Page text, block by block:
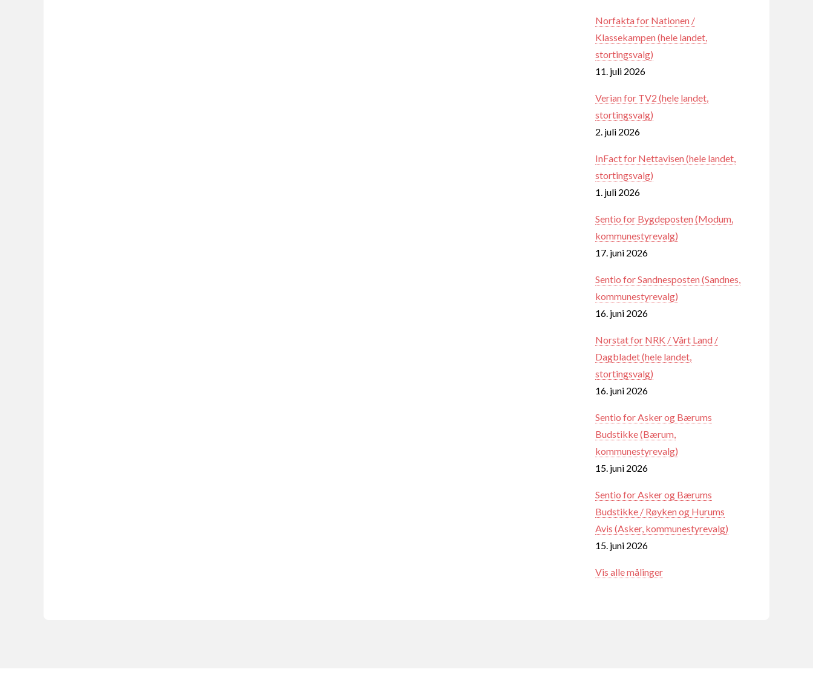
Norfakta for Nationen /
Klassekampen (hele landet,
stortingsvalg)
11. juli 2026
Verian for TV2 (hele landet,
stortingsvalg)
2. juli 2026
InFact for Nettavisen (hele landet,
stortingsvalg)
1. juli 2026
Sentio for Bygdeposten (Modum,
kommunestyrevalg)
17. juni 2026
Sentio for Sandnesposten (Sandnes,
kommunestyrevalg)
16. juni 2026
Norstat for NRK / Vårt Land /
Dagbladet (hele landet,
stortingsvalg)
16. juni 2026
Sentio for Asker og Bærums
Budstikke (Bærum,
kommunestyrevalg)
15. juni 2026
Sentio for Asker og Bærums
Budstikke / Røyken og Hurums
Avis (Asker, kommunestyrevalg)
15. juni 2026
Vis alle målinger